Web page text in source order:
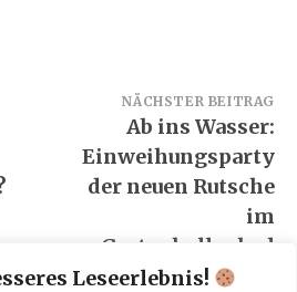
Leseerlebnis!
NÄCHSTER BEITRAG
Ab ins Wasser:
Einweihungsparty
der neuen Rutsche
im
Gartenhallenbad